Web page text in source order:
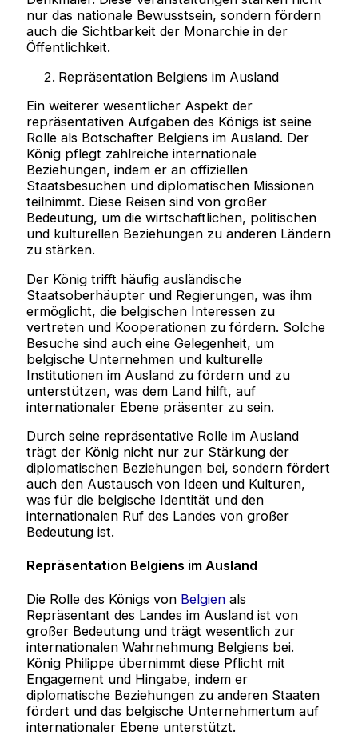
nur das nationale Bewusstsein, sondern fördern
auch die Sichtbarkeit der Monarchie in der
Öffentlichkeit.
Repräsentation Belgiens im Ausland
Ein weiterer wesentlicher Aspekt der
repräsentativen Aufgaben des Königs ist seine
Rolle als Botschafter Belgiens im Ausland. Der
König pflegt zahlreiche internationale
Beziehungen, indem er an offiziellen
Staatsbesuchen und diplomatischen Missionen
teilnimmt. Diese Reisen sind von großer
Bedeutung, um die wirtschaftlichen, politischen
und kulturellen Beziehungen zu anderen Ländern
zu stärken.
Der König trifft häufig ausländische
Staatsoberhäupter und Regierungen, was ihm
ermöglicht, die belgischen Interessen zu
vertreten und Kooperationen zu fördern. Solche
Besuche sind auch eine Gelegenheit, um
belgische Unternehmen und kulturelle
Institutionen im Ausland zu fördern und zu
unterstützen, was dem Land hilft, auf
internationaler Ebene präsenter zu sein.
Durch seine repräsentative Rolle im Ausland
trägt der König nicht nur zur Stärkung der
diplomatischen Beziehungen bei, sondern fördert
auch den Austausch von Ideen und Kulturen,
was für die belgische Identität und den
internationalen Ruf des Landes von großer
Bedeutung ist.
Repräsentation Belgiens im Ausland
Die Rolle des Königs von Belgien als
Repräsentant des Landes im Ausland ist von
großer Bedeutung und trägt wesentlich zur
internationalen Wahrnehmung Belgiens bei.
König Philippe übernimmt diese Pflicht mit
Engagement und Hingabe, indem er
diplomatische Beziehungen zu anderen Staaten
fördert und das belgische Unternehmertum auf
internationaler Ebene unterstützt.